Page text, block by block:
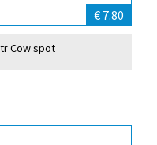
€ 7.80
Cow spot